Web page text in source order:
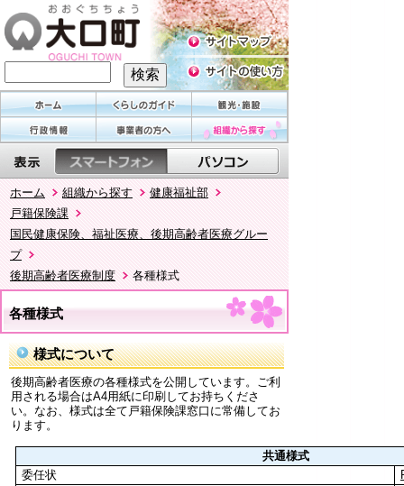
ホーム 組織から探す
健康福祉部
戸籍保険課
国民健康保険、福祉医療、後期高齢者医療グルー
プ
後期高齢者医療制度
各種様式
各種様式
様式について
後期高齢者医療の各種様式を公開しています。ご利
用される場合はA4用紙に印刷してお持ちくださ
い。なお、様式は全て戸籍保険課窓口に常備してお
ります。
共通様式
委任状